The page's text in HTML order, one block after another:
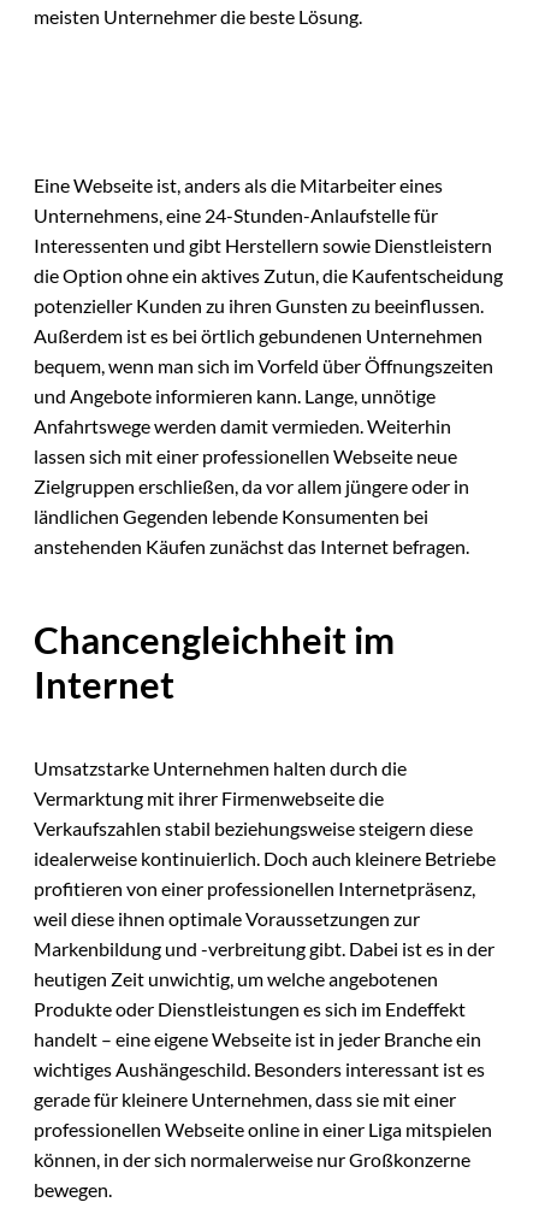
meisten Unternehmer die beste Lösung.
Eine Webseite ist, anders als die Mitarbeiter eines
Unternehmens, eine 24-Stunden-Anlaufstelle für
Interessenten und gibt Herstellern sowie Dienstleistern
die Option ohne ein aktives Zutun, die Kaufentscheidung
potenzieller Kunden zu ihren Gunsten zu beeinflussen.
Außerdem ist es bei örtlich gebundenen Unternehmen
bequem, wenn man sich im Vorfeld über Öffnungszeiten
und Angebote informieren kann. Lange, unnötige
Anfahrtswege werden damit vermieden. Weiterhin
lassen sich mit einer professionellen Webseite neue
Zielgruppen erschließen, da vor allem jüngere oder in
ländlichen Gegenden lebende Konsumenten bei
anstehenden Käufen zunächst das Internet befragen.
Chancengleichheit im
Internet
Umsatzstarke Unternehmen halten durch die
Vermarktung mit ihrer Firmenwebseite die
Verkaufszahlen stabil beziehungsweise steigern diese
idealerweise kontinuierlich. Doch auch kleinere Betriebe
profitieren von einer professionellen Internetpräsenz,
weil diese ihnen optimale Voraussetzungen zur
Markenbildung und -verbreitung gibt. Dabei ist es in der
heutigen Zeit unwichtig, um welche angebotenen
Produkte oder Dienstleistungen es sich im Endeffekt
handelt – eine eigene Webseite ist in jeder Branche ein
wichtiges Aushängeschild. Besonders interessant ist es
gerade für kleinere Unternehmen, dass sie mit einer
professionellen Webseite online in einer Liga mitspielen
können, in der sich normalerweise nur Großkonzerne
bewegen.